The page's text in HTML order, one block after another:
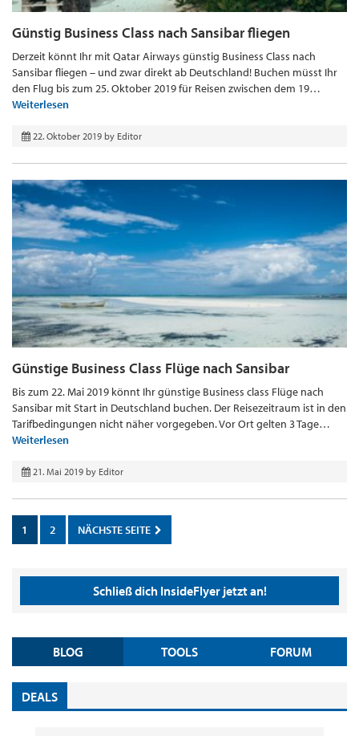
Günstig Business Class nach Sansibar fliegen
Derzeit könnt Ihr mit Qatar Airways günstig Business Class nach
Sansibar fliegen – und zwar direkt ab Deutschland! Buchen müsst Ihr
den Flug bis zum 25. Oktober 2019 für Reisen zwischen dem 19…
Weiterlesen
22. Oktober 2019 by Editor
Günstige Business Class Flüge nach Sansibar
Bis zum 22. Mai 2019 könnt Ihr günstige Business class Flüge nach
Sansibar mit Start in Deutschland buchen. Der Reisezeitraum ist in den
Tarifbedingungen nicht näher vorgegeben. Vor Ort gelten 3 Tage…
Weiterlesen
21. Mai 2019 by Editor
1 2 NÄCHSTE SEITE
Schließ dich InsideFlyer jetzt an!
BLOG TOOLS FORUM
DEALS